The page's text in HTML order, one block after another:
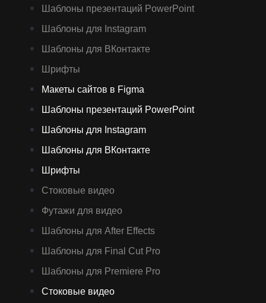
Шаблоны презентаций PowerPoint
Шаблоны для Instagram
Шаблоны для ВКонтакте
Шрифты
Макеты сайтов в Figma
Шаблоны презентаций PowerPoint
Шаблоны для Instagram
Шаблоны для ВКонтакте
Шрифты
Стоковые видео
Футажи для видео
Шаблоны для After Effects
Шаблоны для Final Cut Pro
Шаблоны для Premiere Pro
Стоковые видео